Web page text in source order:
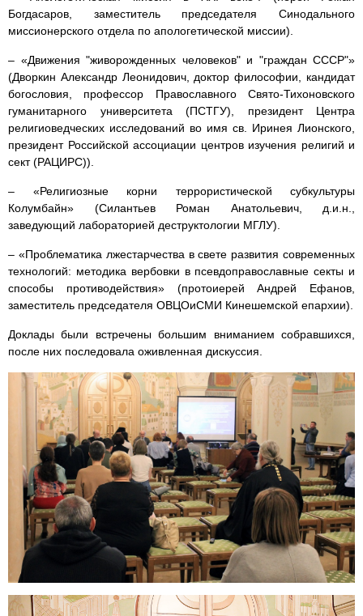
Богдасаров, заместитель председателя Синодального
миссионерского отдела по апологетической миссии).
– «Движения "живорожденных человеков" и "граждан СССР"»
(Дворкин Александр Леонидович, доктор философии, кандидат
богословия, профессор Православного Свято-Тихоновского
гуманитарного университета (ПСТГУ), президент Центра
религиоведческих исследований во имя св. Иринея Лионского,
президент Российской ассоциации центров изучения религий и
сект (РАЦИРС)).
– «Религиозные корни террористической субкультуры
Колумбайн» (Силантьев Роман Анатольевич, д.и.н.,
заведующий лабораторией деструктологии МГЛУ).
– «Проблематика лжестарчества в свете развития современных
технологий: методика вербовки в псевдоправославные секты и
способы противодействия» (протоиерей Андрей Ефанов,
заместитель председателя ОВЦОиСМИ Кинешемской епархии).
Доклады были встречены большим вниманием собравшихся,
после них последовала оживленная дискуссия.